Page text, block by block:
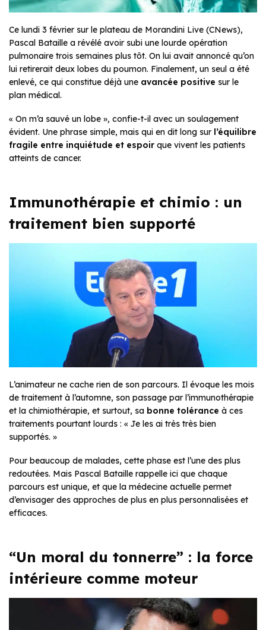
Ce lundi 3 février sur le plateau de Morandini Live (CNews),
Pascal Bataille a révélé avoir subi une lourde opération
pulmonaire trois semaines plus tôt. On lui avait annoncé qu’on
lui retirerait deux lobes du poumon. Finalement, un seul a été
enlevé, ce qui constitue déjà une avancée positive sur le
plan médical.
« On m’a sauvé un lobe », confie-t-il avec un soulagement
évident. Une phrase simple, mais qui en dit long sur l’équilibre
fragile entre inquiétude et espoir que vivent les patients
atteints de cancer.
Immunothérapie et chimio : un
traitement bien supporté
L’animateur ne cache rien de son parcours. Il évoque les mois
de traitement à l’automne, son passage par l’immunothérapie
et la chimiothérapie, et surtout, sa bonne tolérance à ces
traitements pourtant lourds : « Je les ai très très bien
supportés. »
Pour beaucoup de malades, cette phase est l’une des plus
redoutées. Mais Pascal Bataille rappelle ici que chaque
parcours est unique, et que la médecine actuelle permet
d’envisager des approches de plus en plus personnalisées et
efficaces.
“Un moral du tonnerre” : la force
intérieure comme moteur